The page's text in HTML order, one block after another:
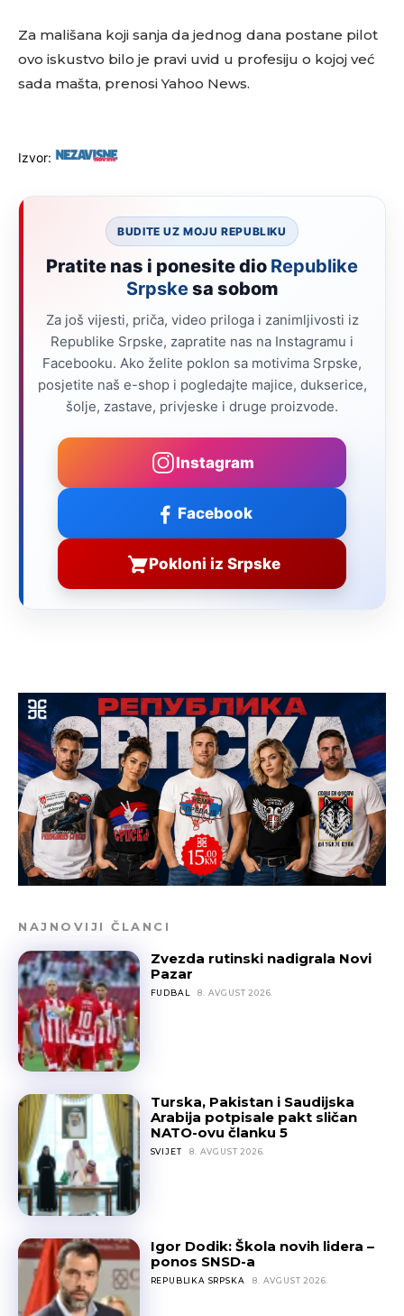
Za mališana koji sanja da jednog dana postane pilot
ovo iskustvo bilo je pravi uvid u profesiju o kojoj već
sada mašta, prenosi Yahoo News.
Izvor:
BUDITE UZ MOJU REPUBLIKU
Pratite nas i ponesite dio Republike
Srpskesa sobom
Za još vijesti, priča, video priloga i zanimljivosti iz
Republike Srpske, zapratite nas na Instagramu i
Facebooku. Ako želite poklon sa motivima Srpske,
posjetite naš e-shop i pogledajte majice, dukserice,
šolje, zastave, privjeske i druge proizvode.
Instagram
Facebook
Pokloni iz Srpske
NAJNOVIJI ČLANCI
Zvezda rutinski nadigrala Novi
Pazar
FUDBAL 8. AVGUST 2026.
Turska, Pakistan i Saudijska
Arabija potpisale pakt sličan
NATO-ovu članku 5
SVIJET 8. AVGUST 2026.
Igor Dodik: Škola novih lidera –
ponos SNSD-a
REPUBLIKA SRPSKA 8. AVGUST 2026.